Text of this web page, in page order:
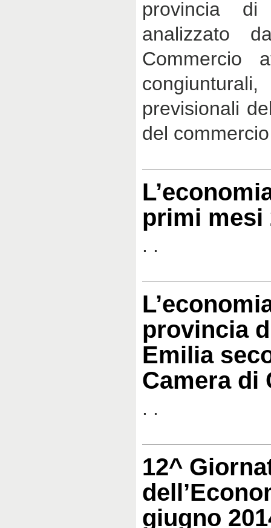
provincia di
analizzato
Commercio
previsionali
del
primi mesi
. .
provincia
Emilia
Camera di
. .
12^
giugno